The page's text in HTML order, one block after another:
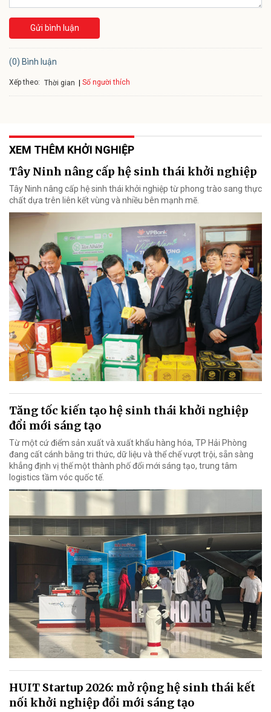
Gửi bình luận
(0) Bình luận
Xếp theo: Thời gian Số người thích
XEM THÊM KHỞI NGHIỆP
Tây Ninh nâng cấp hệ sinh thái khởi nghiệp
Tây Ninh nâng cấp hệ sinh thái khởi nghiệp từ phong trào sang thực
chất dựa trên liên kết vùng và nhiều bên mạnh mẽ.
Tăng tốc kiến tạo hệ sinh thái khởi nghiệp
đổi mới sáng tạo
Từ một cứ điểm sản xuất và xuất khẩu hàng hóa, TP Hải Phòng
đang cất cánh bằng tri thức, dữ liệu và thể chế vượt trội, sẵn sàng
khẳng định vị thế một thành phố đổi mới sáng tạo, trung tâm
logistics tầm vóc quốc tế.
HUIT Startup 2026: mở rộng hệ sinh thái kết
nối khởi nghiệp đổi mới sáng tạo